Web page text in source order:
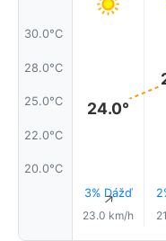
30.0°C
28.0°C
25.0°C
22.0°C
20.0°C
24.0°
3% Dážď
↑
23.0 km/h